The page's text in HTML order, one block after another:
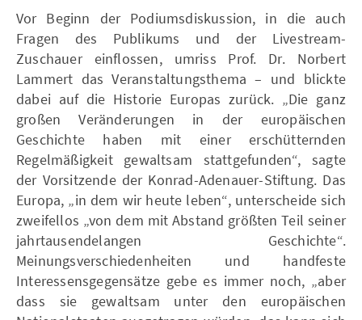
Vor Beginn der Podiumsdiskussion, in die auch
Fragen des Publikums und der Livestream-
Zuschauer einflossen, umriss Prof. Dr. Norbert
Lammert das Veranstaltungsthema ­– und blickte
dabei auf die Historie Europas zurück. „Die ganz
großen Veränderungen in der europäischen
Geschichte haben mit einer erschütternden
Regelmäßigkeit gewaltsam stattgefunden“, sagte
der Vorsitzende der Konrad-Adenauer-Stiftung. Das
Europa, „in dem wir heute leben“, unterscheide sich
zweifellos „von dem mit Abstand größten Teil seiner
jahrtausendelangen Geschichte“.
Meinungsverschiedenheiten und handfeste
Interessensgegensätze gebe es immer noch, „aber
dass sie gewaltsam unter den europäischen